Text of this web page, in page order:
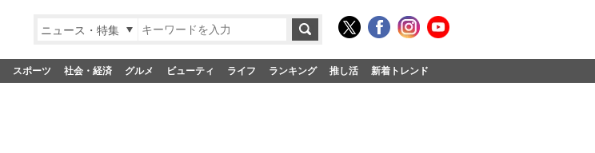
ニュース・特集
スポーツ 社会・経済 グルメ ビューティ ライフ ランキング 推し活 新着トレンド